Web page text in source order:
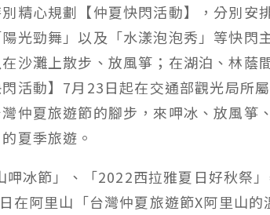
精心規劃【仲夏快閃活動】，分別安
光勁舞」以及「水漾泡泡秀」等快閃
沙灘上散步、放風箏；在湖泊、林蔭
活動】7月23日起在交通部觀光局所
仲夏旅遊節的腳步，來呷冰、放風箏
夏季旅遊。
呷冰節」、「2022西拉雅夏日好秋祭
在阿里山「台灣仲夏旅遊節X阿里山